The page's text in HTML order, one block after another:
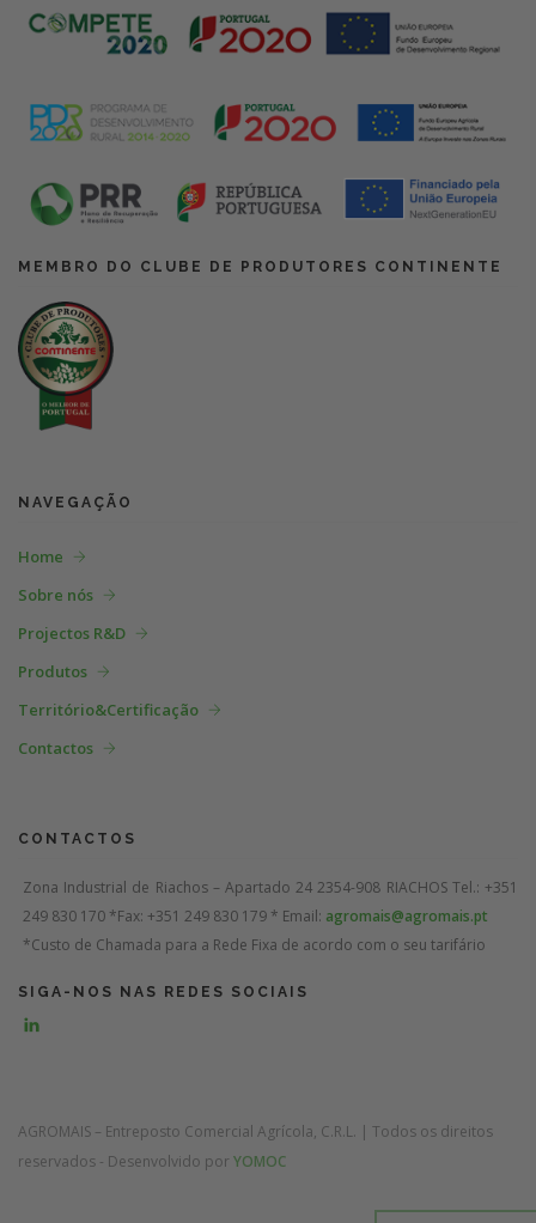
MEMBRO DO CLUBE DE PRODUTORES CONTINENTE
NAVEGAÇÃO
Home
Sobre nós
Projectos R&D
Produtos
Território&Certificação
Contactos
CONTACTOS
Zona Industrial de Riachos – Apartado 242354-908 RIACHOS Tel.: +351
249 830 170 *Fax: +351 249 830 179 * Email: agromais@agromais.pt
*Custo de Chamada para a Rede Fixa de acordo com o seu tarifário
SIGA-NOS NAS REDES SOCIAIS
AGROMAIS – Entreposto Comercial Agrícola, C.R.L. | Todos os direitos
reservados - Desenvolvido por YOMOC